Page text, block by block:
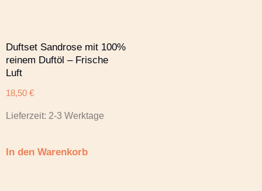
Duftset Sandrose mit 100%
reinem Duftöl – Frische
Luft
18,50 €
Lieferzeit: 2-3 Werktage
In den Warenkorb